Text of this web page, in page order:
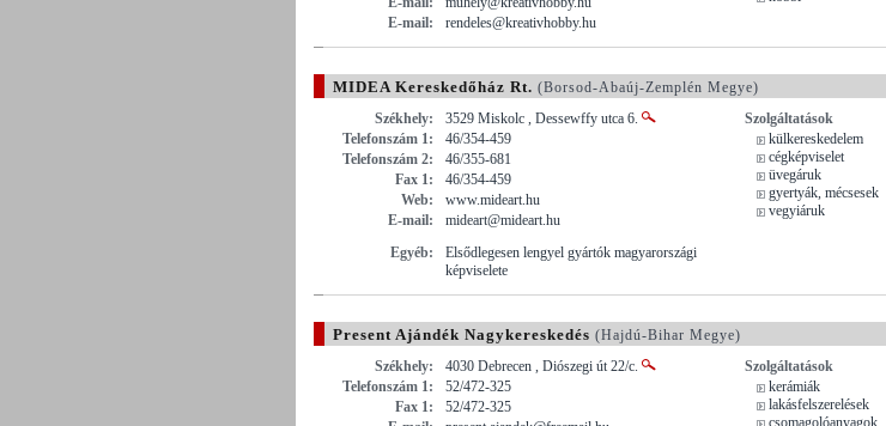
E-mail:
rendeles@kreativhobby.hu
MIDEA Kereskedőház Rt. (Borsod-Abaúj-Zemplén Megye)
Székhely:
3529 Miskolc , Dessewffy utca 6.
Telefonszám 1:
46/354-459
Telefonszám 2:
46/355-681
Fax 1:
46/354-459
Web:
www.mideart.hu
E-mail:
mideart@mideart.hu
Egyéb:
Elsődlegesen lengyel gyártók magyarországi
képviselete
Szolgáltatások
külkereskedelem
cégképviselet
üvegáruk
gyertyák, mécsesek
vegyiáruk
Present Ajándék Nagykereskedés (Hajdú-Bihar Megye)
Székhely:
4030 Debrecen , Diószegi út 22/c.
Telefonszám 1:
52/472-325
Fax 1:
52/472-325
Szolgáltatások
kerámiák
lakásfelszerelések
csomagolóanyagok